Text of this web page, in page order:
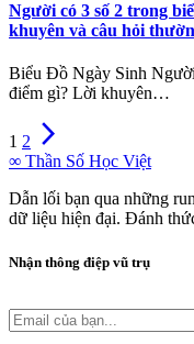
Người có 3 số 2 trong
khuyên và câu hỏi
Biểu Đồ Ngày Sinh
điểm gì? Lời khuyên…
1 2 arrow_forward_ios
∞ Thần Số Học Việt
Dẫn lối bạn qua những
dữ liệu hiện đại. Đánh
Nhận thông điệp vũ trụ